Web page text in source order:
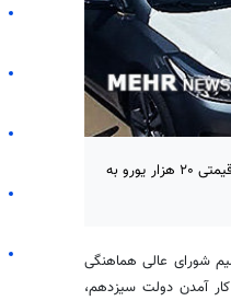
پس از تقریبا ۴ سال بالاخره واردات خودرو در قالب واردات ۹۰ هزار دستگاه خودرو با سقف قیمتی ۲۰ هزار یورو به
شورای عالی هماهنگی
ممنوع اعلام شد؛ با روی کار آمدن دولت سیزدهم،